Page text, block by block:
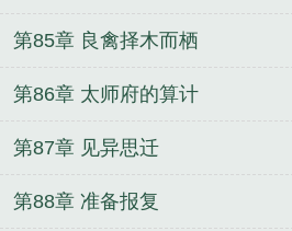
第85章 良禽择木而栖
第86章 太师府的算计
第87章 见异思迁
第88章 准备报复